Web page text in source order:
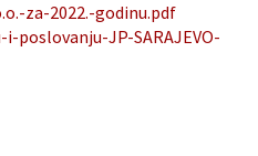
za-2022.-godinu.pdf
poslovanju-JP-SARAJEVO-